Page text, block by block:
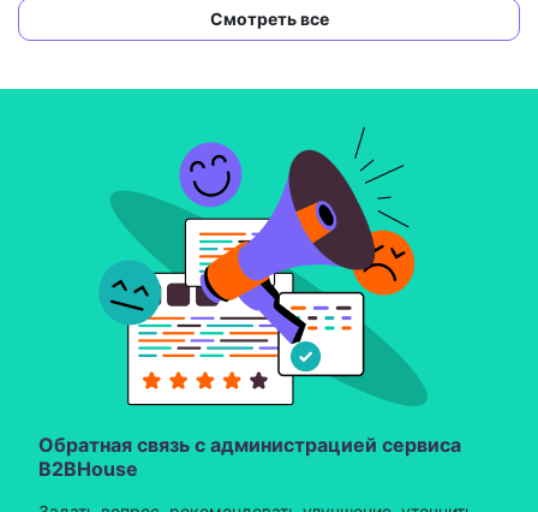
Смотреть все
Обратная связь с администрацией сервиса
B2BHouse